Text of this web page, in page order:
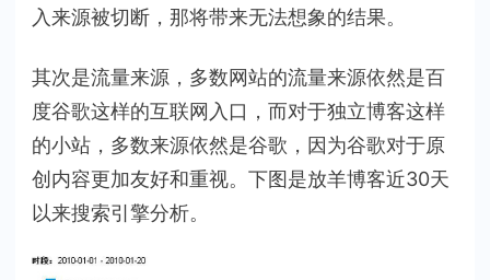
入来源被切断，那将带来无法想象的结果。
其次是流量来源，多数网站的流量来源依然是百
度谷歌这样的互联网入口，而对于独立博客这样
的小站，多数来源依然是谷歌，因为谷歌对于原
创内容更加友好和重视。下图是放羊博客近30天
以来搜索引擎分析。